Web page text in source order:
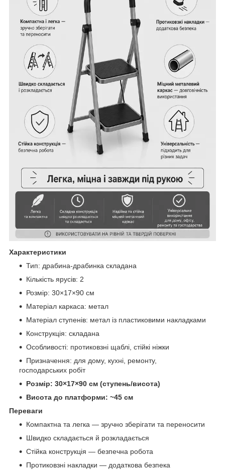
Характеристики
Тип: драбина-драбинка складана
Кількість ярусів: 2
Розмір: 30×17×90 см
Матеріал каркаса: метал
Матеріал ступенів: метал із пластиковими накладками
Конструкція: складана
Особливості: протиковзні щаблі, стійкі ніжки
Призначення: для дому, кухні, ремонту,
господарських робіт
Розмір: 30×17×90 см (ступень/висота)
Висота до платформи: ~45 см
Переваги
Компактна та легка — зручно зберігати та переносити
Швидко складається й розкладається
Стійка конструкція — безпечна робота
Протиковзні накладки — додаткова безпека